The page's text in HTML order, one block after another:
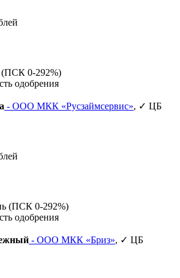
(ПСК 0-292%)
одобрения
- ООО МКК «Русзаймсервис», ✓ ЦБ
(ПСК 0-292%)
одобрения
- ООО МКК «Бриз», ✓ ЦБ